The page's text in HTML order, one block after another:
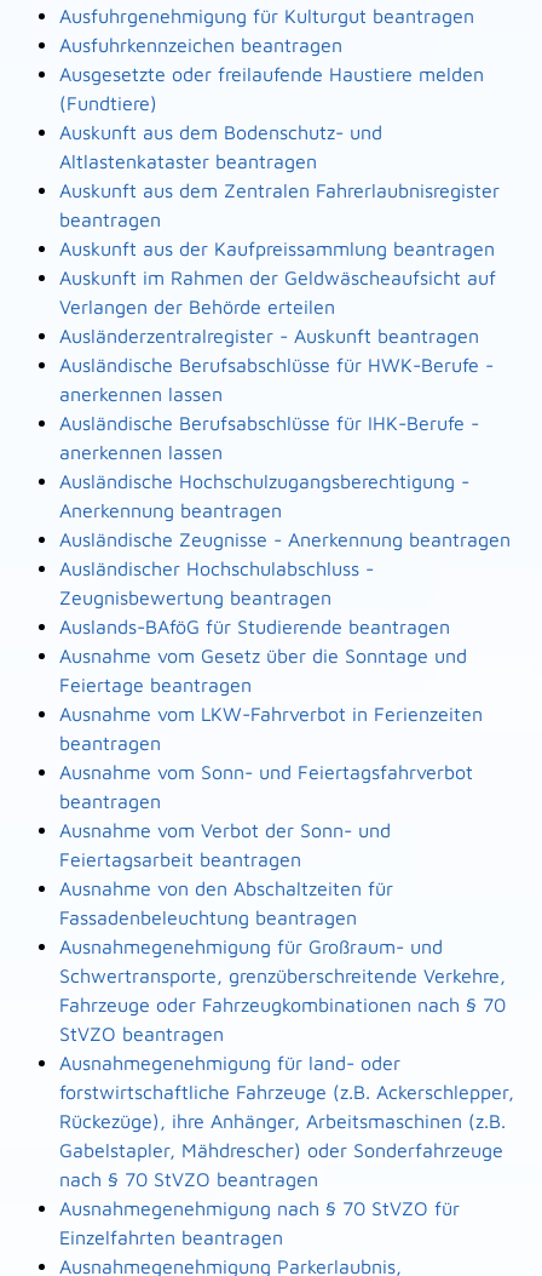
Ausfuhrgenehmigung für Kulturgut beantragen
Ausfuhrkennzeichen beantragen
Ausgesetzte oder freilaufende Haustiere melden
(Fundtiere)
Auskunft aus dem Bodenschutz- und
Altlastenkataster beantragen
Auskunft aus dem Zentralen Fahrerlaubnisregister
beantragen
Auskunft aus der Kaufpreissammlung beantragen
Auskunft im Rahmen der Geldwäscheaufsicht auf
Verlangen der Behörde erteilen
Ausländerzentralregister - Auskunft beantragen
Ausländische Berufsabschlüsse für HWK-Berufe -
anerkennen lassen
Ausländische Berufsabschlüsse für IHK-Berufe -
anerkennen lassen
Ausländische Hochschulzugangsberechtigung -
Anerkennung beantragen
Ausländische Zeugnisse - Anerkennung beantragen
Ausländischer Hochschulabschluss -
Zeugnisbewertung beantragen
Auslands-BAföG für Studierende beantragen
Ausnahme vom Gesetz über die Sonntage und
Feiertage beantragen
Ausnahme vom LKW-Fahrverbot in Ferienzeiten
beantragen
Ausnahme vom Sonn- und Feiertagsfahrverbot
beantragen
Ausnahme vom Verbot der Sonn- und
Feiertagsarbeit beantragen
Ausnahme von den Abschaltzeiten für
Fassadenbeleuchtung beantragen
Ausnahmegenehmigung für Großraum- und
Schwertransporte, grenzüberschreitende Verkehre,
Fahrzeuge oder Fahrzeugkombinationen nach § 70
StVZO beantragen
Ausnahmegenehmigung für land- oder
forstwirtschaftliche Fahrzeuge (z.B. Ackerschlepper,
Rückezüge), ihre Anhänger, Arbeitsmaschinen (z.B.
Gabelstapler, Mähdrescher) oder Sonderfahrzeuge
nach § 70 StVZO beantragen
Ausnahmegenehmigung nach § 70 StVZO für
Einzelfahrten beantragen
Ausnahmegenehmigung Parkerlaubnis,